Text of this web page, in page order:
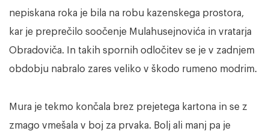
nepiskana roka je bila na robu kazenskega prostora,
kar je preprečilo soočenje Mulahusejnovića in vratarja
Obradoviča. In takih spornih odločitev se je v zadnjem
obdobju nabralo zares veliko v škodo rumeno modrim.
Mura je tekmo končala brez prejetega kartona in se z
zmago vmešala v boj za prvaka. Bolj ali manj pa je